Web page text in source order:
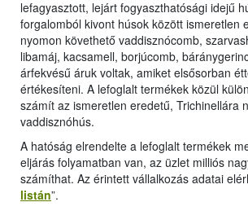
lefagyasztott, lejárt fogyaszthatósági idejű
forgalomból kivont húsok között ismeretlen
nyomon követhető vaddisznócomb,
libamáj, kacsamell, borjúcomb,
árfekvésű áruk voltak, amiket elsősorban
értékesíteni. A lefoglalt termékek közül
számít az ismeretlen eredetű, Trichinellára
vaddisznóhús.
A hatóság elrendelte a lefoglalt termékek
eljárás folyamatban van, az üzlet milliós
számíthat. Az érintett vállalkozás adatai
listán”.